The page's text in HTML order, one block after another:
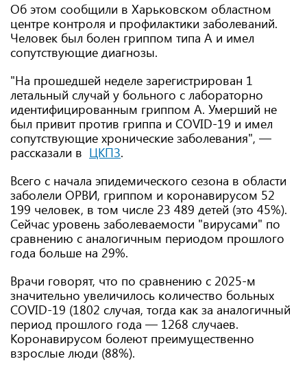
Об этом сообщили в Харьковском областном
центре контроля и профилактики заболеваний.
Человек был болен гриппом типа А и имел
сопутствующие диагнозы.
"На прошедшей неделе зарегистрирован 1
летальный случай у больного с лабораторно
идентифицированным гриппом А. Умерший не
был привит против гриппа и COVID-19 и имел
сопутствующие хронические заболевания", —
рассказали в ЦКПЗ.
Всего с начала эпидемического сезона в области
заболели ОРВИ, гриппом и коронавирусом 52
199 человек, в том числе 23 489 детей (это 45%).
Сейчас уровень заболеваемости "вирусами" по
сравнению с аналогичным периодом прошлого
года больше на 29%.
Врачи говорят, что по сравнению с 2025-м
значительно увеличилось количество больных
COVID-19 (1802 случая, тогда как за аналогичный
период прошлого года — 1268 случаев.
Коронавирусом болеют преимущественно
взрослые люди (88%).